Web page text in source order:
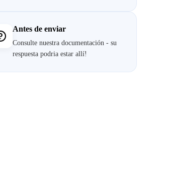
Antes de enviar
Consulte nuestra documentación - su
respuesta podria estar allí!